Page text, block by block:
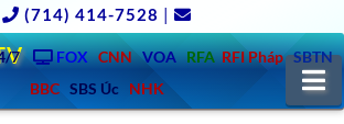
(714) 414-7528 |
7 FOX CNN VOA RFA RFI Pháp SBTN
BBC SBS Úc NHK